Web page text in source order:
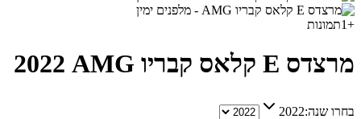
+
1תמונות
מרצדס E קלאס קבריו AMG 2022
בחרו שנה:2022